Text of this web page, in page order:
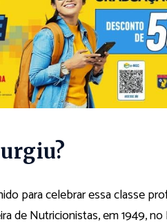
para celebrar essa classe
de Nutricionistas, em 1949, no